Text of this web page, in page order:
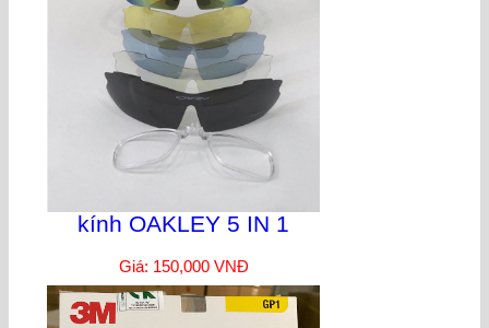
kính OAKLEY 5 IN 1
Giá: 150,000 VNĐ